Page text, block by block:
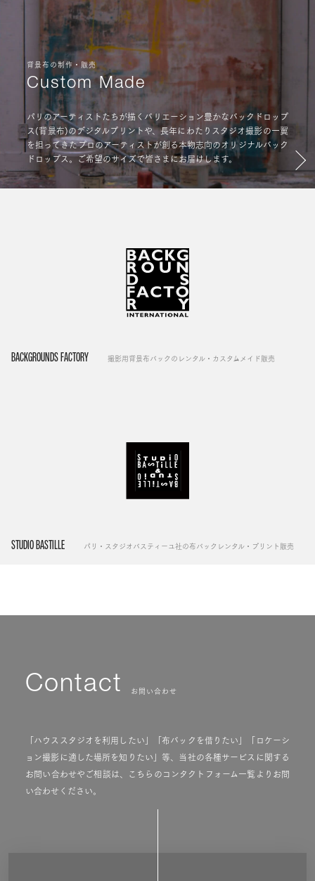
背景布の制作・販売
Custom Made
パリのアーティストたちが描くバリエーション豊かなバックドロップ
ス(背景布)のデジタルプリントや、長年にわたりスタジオ撮影の一翼
を担ってきたプロのアーティストが創る本物志向のオリジナルバック
ドロップス。ご希望のサイズで皆さまにお届けします。
BACKGROUNDS FACTORY 撮影用背景布バックのレンタル・カスタムメイド販売
STUDIO BASTILLE パリ・スタジオバスティーユ社の布バックレンタル・プリント販売
Contact お問い合わせ
「ハウススタジオを利用したい」「布バックを借りたい」「ロケーシ
ョン撮影に適した場所を知りたい」等、当社の各種サービスに関する
お問い合わせやご相談は、こちらのコンタクトフォーム一覧よりお問
い合わせください。